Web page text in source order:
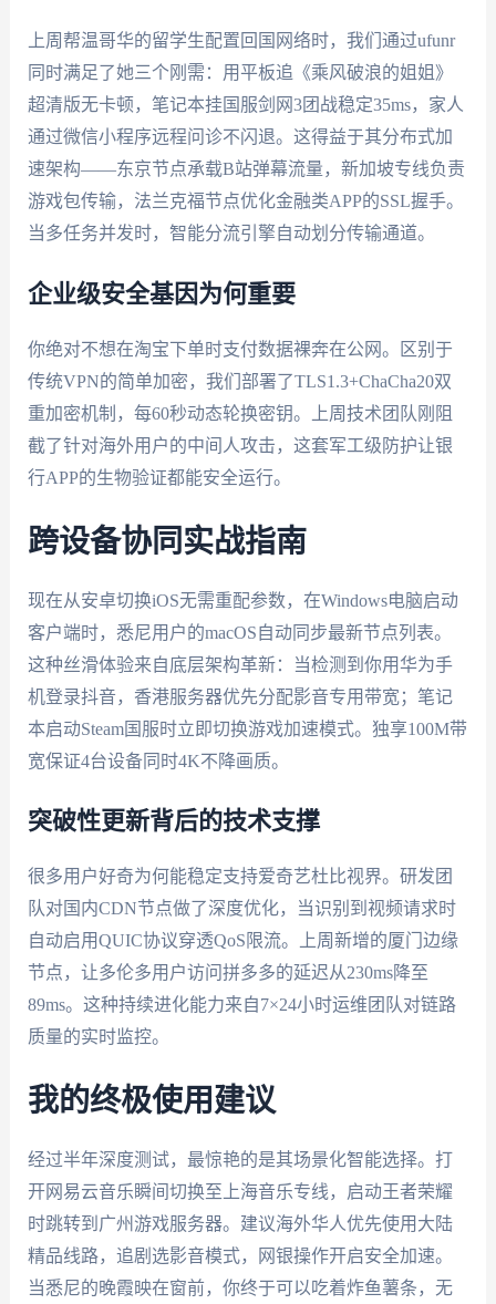
上周帮温哥华的留学生配置回国网络时，我们通过ufunr
同时满足了她三个刚需：用平板追《乘风破浪的姐姐》
超清版无卡顿，笔记本挂国服剑网3团战稳定35ms，家人
通过微信小程序远程问诊不闪退。这得益于其分布式加
速架构——东京节点承载B站弹幕流量，新加坡专线负责
游戏包传输，法兰克福节点优化金融类APP的SSL握手。
当多任务并发时，智能分流引擎自动划分传输通道。
企业级安全基因为何重要
你绝对不想在淘宝下单时支付数据裸奔在公网。区别于
传统VPN的简单加密，我们部署了TLS1.3+ChaCha20双
重加密机制，每60秒动态轮换密钥。上周技术团队刚阻
截了针对海外用户的中间人攻击，这套军工级防护让银
行APP的生物验证都能安全运行。
跨设备协同实战指南
现在从安卓切换iOS无需重配参数，在Windows电脑启动
客户端时，悉尼用户的macOS自动同步最新节点列表。
这种丝滑体验来自底层架构革新：当检测到你用华为手
机登录抖音，香港服务器优先分配影音专用带宽；笔记
本启动Steam国服时立即切换游戏加速模式。独享100M带
宽保证4台设备同时4K不降画质。
突破性更新背后的技术支撑
很多用户好奇为何能稳定支持爱奇艺杜比视界。研发团
队对国内CDN节点做了深度优化，当识别到视频请求时
自动启用QUIC协议穿透QoS限流。上周新增的厦门边缘
节点，让多伦多用户访问拼多多的延迟从230ms降至
89ms。这种持续进化能力来自7×24小时运维团队对链路
质量的实时监控。
我的终极使用建议
经过半年深度测试，最惊艳的是其场景化智能选择。打
开网易云音乐瞬间切换至上海音乐专线，启动王者荣耀
时跳转到广州游戏服务器。建议海外华人优先使用大陆
精品线路，追剧选影音模式，网银操作开启安全加速。
当悉尼的晚霞映在窗前，你终于可以吃着炸鱼薯条，无